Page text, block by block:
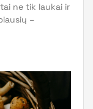
ne tik laukai ir
–